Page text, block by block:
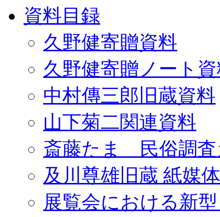
資料目録
久野健寄贈資料
久野健寄贈ノート
中村傳三郎旧蔵資料
山下菊二関連資料
斎藤たま 民俗調査
及川尊雄旧蔵 紙媒
展覧会における新